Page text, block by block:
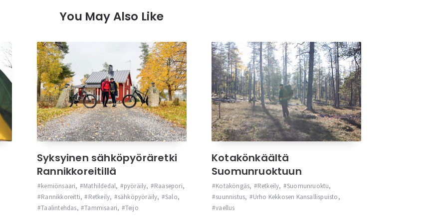
You May Also Like
Syksyinen sähköpyöräretki
Rannikkoreitillä
kemiönsaari, Mathildedal, pyöräily, Raasepori,
Rannikkoreitti, Retkeily, sähköpyöräily, Salo,
Taalintehdas, Tammisaari, Teijo
Kotakönkäältä
Suomunruoktuun
Kotaköngäs, Retkeily, Suomunruoktu,
suunnistus, Urho Kekkosen Kansallispuisto,
vaellus